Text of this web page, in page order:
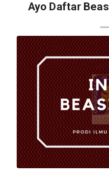
Ayo Daftar